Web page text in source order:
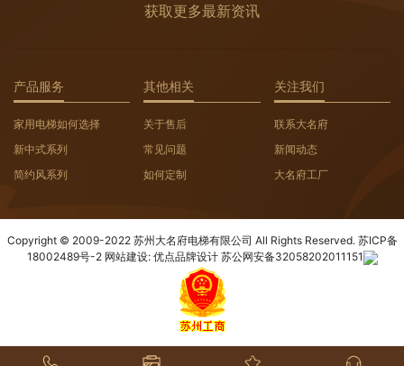
获取更多最新资讯
产品服务
家用电梯如何选择
新中式系列
简约风系列
其他相关
关于售后
常见问题
如何定制
关注我们
联系大名府
新闻动态
大名府工厂
Copyright © 2009-2022 苏州大名府电梯有限公司 All Rights Reserved. 苏ICP备
18002489号-2网站建设: 优点品牌设计 苏公网安备32058202011151